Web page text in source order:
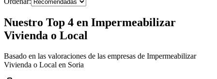
Nuestro Top 4 en Impermeabilizar
Vivienda o Local
Basado en las valoraciones de las empresas de Impermeabilizar
Vivienda o Local en Soria